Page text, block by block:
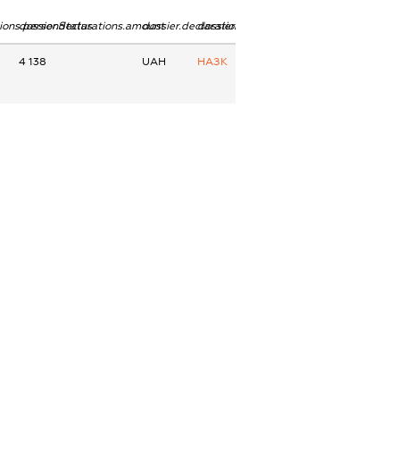
dossier.declarations.amountdossier.declarations.currency
dossier.declarations.source
4 138 UAH НАЗК